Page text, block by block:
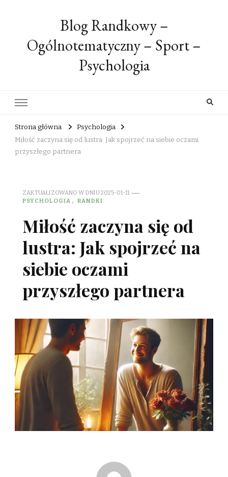
Blog Randkowy –
Ogólnotematyczny – Sport –
Psychologia
Strona główna
Psychologia
Miłość zaczyna się od lustra: Jak spojrzeć na siebie oczami
przyszłego partnera
ZAKTUALIZOWANO W DNIU2025-01-11
PSYCHOLOGIA
RANDKI
Miłość zaczyna się od
lustra: Jak spojrzeć na
siebie oczami
przyszłego partnera